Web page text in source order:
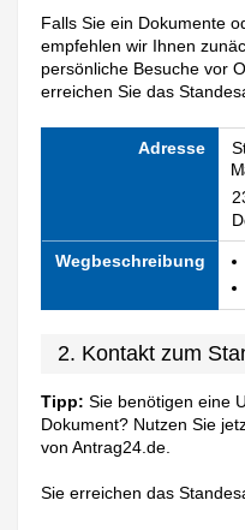
Falls Sie ein Dokumente
empfehlen wir Ihnen
persönliche Besuche vor
erreichen Sie das
Adresse
Wegbeschreibung
2. Kontakt zum
Tipp: Sie benötigen eine
Dokument? Nutzen Sie
von Antrag24.de.
Sie erreichen das